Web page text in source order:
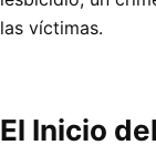
las víctimas.
El Inicio